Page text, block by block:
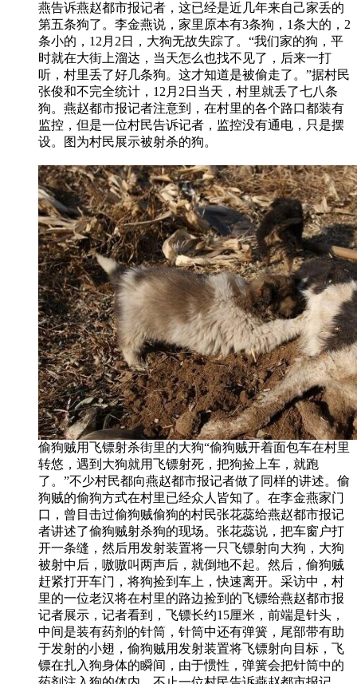
燕告诉燕赵都市报记者，这已经是近几年来自己家丢的
第五条狗了。李金燕说，家里原本有3条狗，1条大的，2
条小的，12月2日，大狗无故失踪了。“我们家的狗，平
时就在大街上溜达，当天怎么也找不见了，后来一打
听，村里丢了好几条狗。这才知道是被偷走了。”据村民
张俊和不完全统计，12月2日当天，村里就丢了七八条
狗。燕赵都市报记者注意到，在村里的各个路口都装有
监控，但是一位村民告诉记者，监控没有通电，只是摆
设。图为村民展示被射杀的狗。
偷狗贼用飞镖射杀街里的大狗“偷狗贼开着面包车在村里
转悠，遇到大狗就用飞镖射死，把狗捡上车，就跑
了。”不少村民都向燕赵都市报记者做了同样的讲述。偷
狗贼的偷狗方式在村里已经众人皆知了。在李金燕家门
口，曾目击过偷狗贼偷狗的村民张花蕊给燕赵都市报记
者讲述了偷狗贼射杀狗的现场。张花蕊说，把车窗户打
开一条缝，然后用发射装置将一只飞镖射向大狗，大狗
被射中后，嗷嗷叫两声后，就倒地不起。然后，偷狗贼
赶紧打开车门，将狗捡到车上，快速离开。采访中，村
里的一位老汉将在村里的路边捡到的飞镖给燕赵都市报
记者展示，记者看到，飞镖长约15厘米，前端是针头，
中间是装有药剂的针筒，针筒中还有弹簧，尾部带有助
于发射的小翅，偷狗贼用发射装置将飞镖射向目标，飞
镖在扎入狗身体的瞬间，由于惯性，弹簧会把针筒中的